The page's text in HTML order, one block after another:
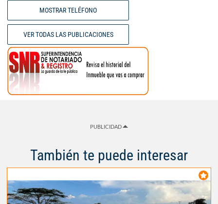
MOSTRAR TELÉFONO
VER TODAS LAS PUBLICACIONES
PUBLICIDAD
También te puede interesar